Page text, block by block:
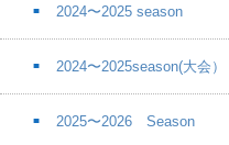
2024〜2025 season
2024〜2025season(大会）
2025〜2026 Season